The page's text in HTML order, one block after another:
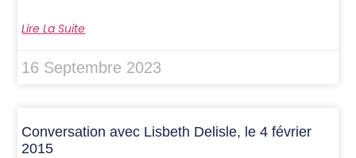
Lire La Suite
16 Septembre 2023
Conversation avec Lisbeth Delisle, le 4 février
2015